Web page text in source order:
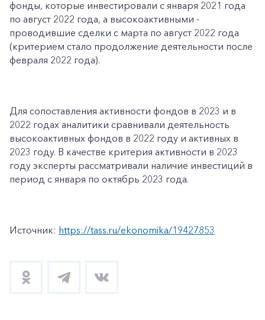
фонды, которые инвестировали с января 2021 года
по август 2022 года, а высокоактивными -
проводившие сделки с марта по август 2022 года
(критерием стало продолжение деятельности после
февраля 2022 года).
Для сопоставления активности фондов в 2023 и в
2022 годах аналитики сравнивали деятельность
высокоактивных фондов в 2022 году и активных в
2023 году. В качестве критерия активности в 2023
году эксперты рассматривали наличие инвестиций в
период с января по октябрь 2023 года.
Источник: https://tass.ru/ekonomika/19427853